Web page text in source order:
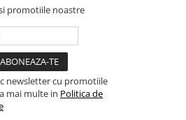
promotiile noastre
newsletter cu promotiile
mai multe in Politica de